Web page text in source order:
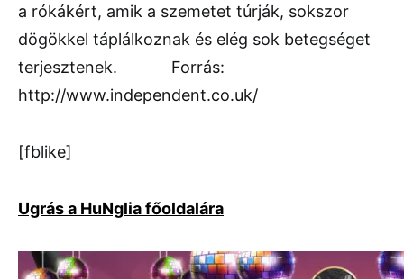
a rókákért, amik a szemetet túrják, sokszor
dögökkel táplálkoznak és elég sok betegséget
terjesztenek. Forrás:
http://www.independent.co.uk/
[fblike]
Ugrás a HuNglia főoldalára